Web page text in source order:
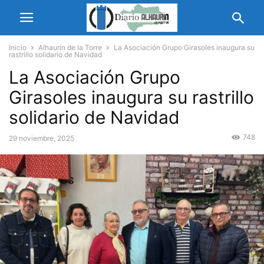
Inicio Alhaurín de la Torre
La Asociación Grupo Girasoles inaugura su
rastrillo solidario de Navidad
La Asociación Grupo
Girasoles inaugura su rastrillo
solidario de Navidad
29 noviembre, 2025 748